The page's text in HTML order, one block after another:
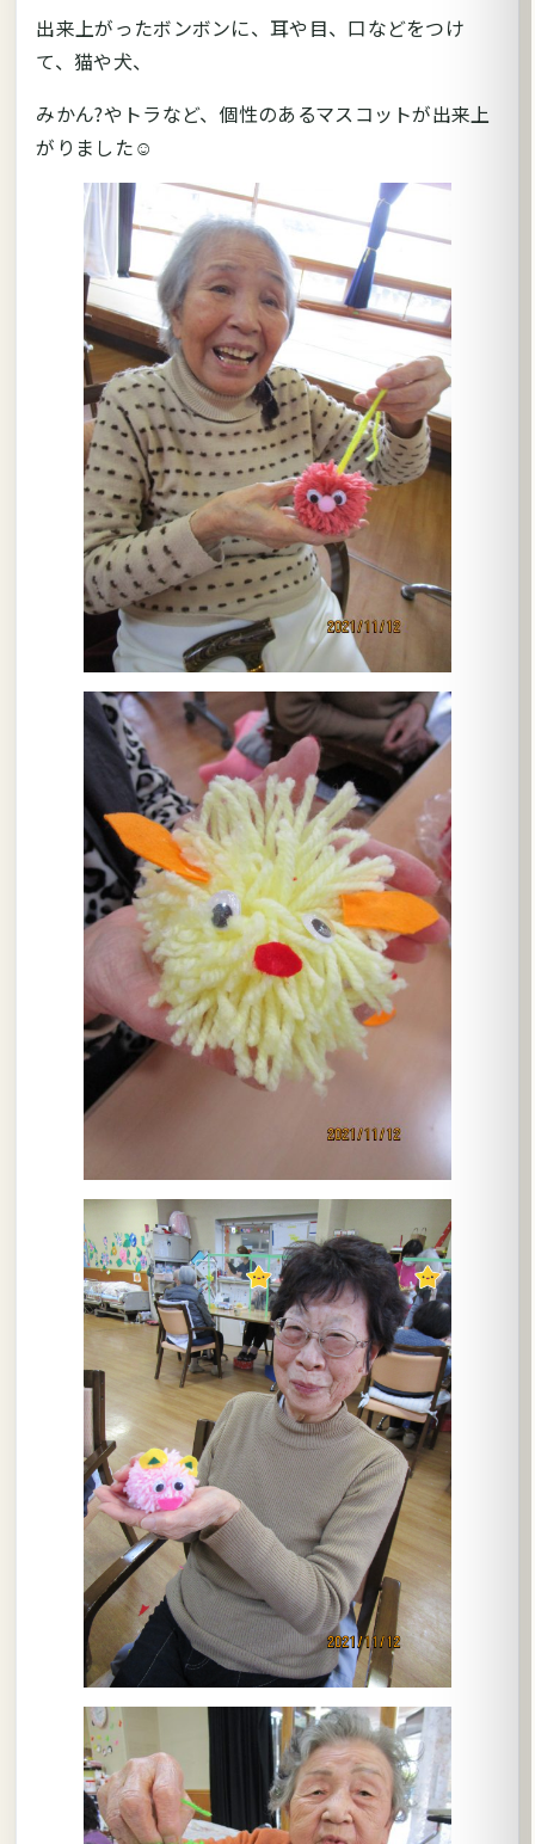
出来上がったボンボンに、耳や目、口などをつけ
て、猫や犬、
みかん?やトラなど、個性のあるマスコットが出来上
がりました☺